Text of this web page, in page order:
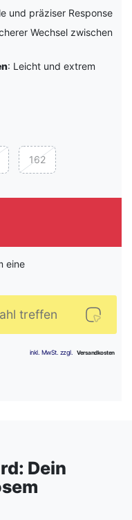
und präziser Response
Wechsel zwischen
: Leicht und extrem
162
eine
treffen
Dein